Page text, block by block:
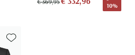
10%
Toevoegen aan favorieten